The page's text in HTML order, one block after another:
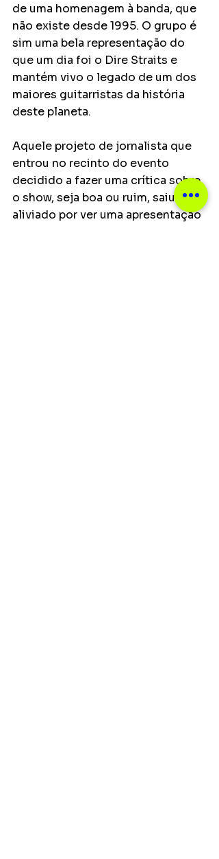
de uma homenagem à banda, que
não existe desde 1995. O grupo é
sim uma bela representação do
que um dia foi o Dire Straits e
mantém vivo o legado de um dos
maiores guitarristas da história
deste planeta.
Aquele projeto de jornalista que
entrou no recinto do evento
decidido a fazer uma crítica sobre
o show, seja boa ou ruim, saiu
aliviado por ver uma apresentação